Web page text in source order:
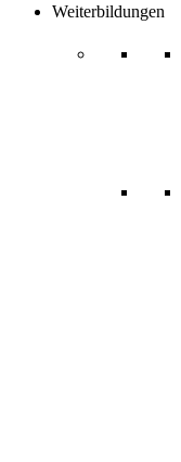
Weiterbildungen